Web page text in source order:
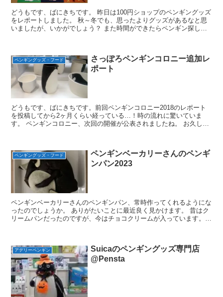
どうもです、ばにきちです。 昨日は100円ショップのペンギングッズ
をレポートしました。 秋～冬でも、思ったよりグッズがあるなと思
いましたが、いかがでしょう？ また時間ができたらペンギン探しに
ペンギングッズ・フード
さっぽろペンギンコロニー追加レ
ポート
どうもです、ばにきちです。前回ペンギンコロニー2018のレポート
を投稿してから2ヶ月くらい経っている…！時の流れに驚いていま
す。 ペンギンコロニー、次回の開催が公表されましたね。 お久しぶ
ペンギングッズ・フード
ペンギンベーカリーさんのペンギ
ンパン2023
ペンギンベーカリーさんのペンギンパン、常時作ってくれるようにな
ったのでしょうか。 ありがたいことに最近良く見かけます。 昔はク
リームパンだったのですが、今はチョコクリームが入っています。
アデリーペンギン
Suicaのペンギングッズ専門店
@Pensta